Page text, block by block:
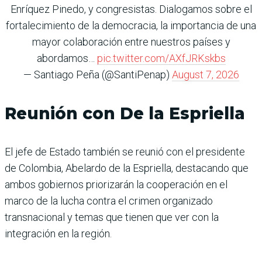
Enríquez Pinedo, y congresistas. Dialogamos sobre el
fortalecimiento de la democracia, la importancia de una
mayor colaboración entre nuestros países y
abordamos… pic.twitter.com/AXfJRKskbs
— Santiago Peña (@SantiPenap) August 7, 2026
Reunión con De la Espriella
El jefe de Estado también se reunió con el presidente
de Colombia, Abelardo de la Espriella, destacando que
ambos gobiernos priorizarán la cooperación en el
marco de la lucha contra el crimen organizado
transnacional y temas que tienen que ver con la
integración en la región.